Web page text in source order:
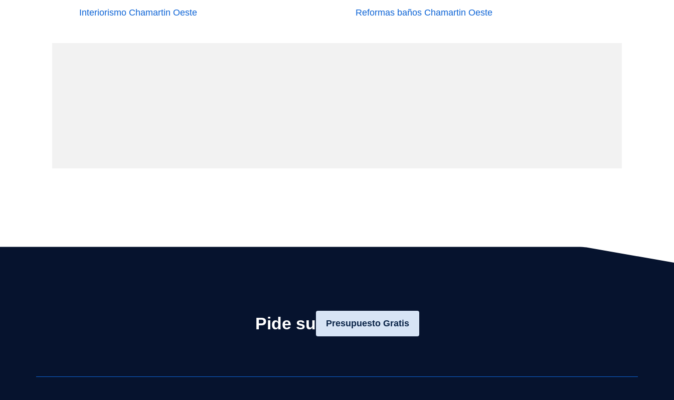
Interiorismo Chamartin Oeste Reformas baños Chamartin Oeste
Pide su Presupuesto Gratis